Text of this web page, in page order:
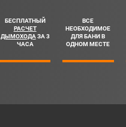
БЕСПЛАТНЫЙ
РАСЧЕТ
ДЫМОХОДАЗА 3
ЧАСА
ВСЕ
НЕОБХОДИМОЕ
ДЛЯ БАНИ В
ОДНОМ МЕСТЕ